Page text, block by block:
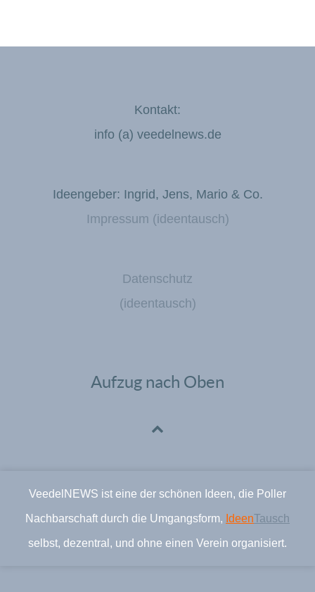
Kontakt:
info (a) veedelnews.de
Ideengeber: Ingrid, Jens, Mario & Co.
Impressum (ideentausch)
Datenschutz
(ideentausch)
Aufzug nach Oben
VeedelNEWS ist eine der schönen Ideen, die Poller
Nachbarschaft durch die Umgangsform, IdeenTausch
selbst, dezentral, und ohne einen Verein organisiert.